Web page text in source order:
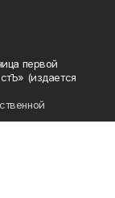
первой
(издается